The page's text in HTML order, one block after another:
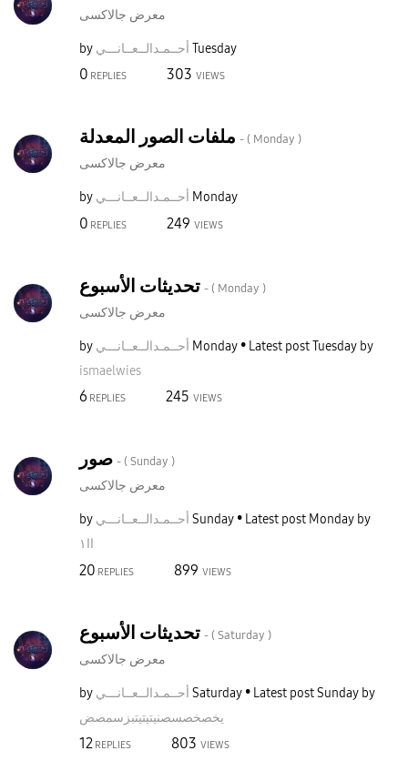
معرض جالاكسى
by أحــمـدالــعــانـــي Tuesday
0 REPLIES 303 VIEWS
- ( Monday )
معرض جالاكسى
by أحــمـدالــعــانـــي Monday
0 REPLIES 249 VIEWS
تحديثات الأسبوع - ( Monday )
معرض جالاكسى
by أحــمـدالــعــانـــي Monday Latest postTuesday by
ismaelwies
6 REPLIES 245 VIEWS
صور - ( Sunday )
معرض جالاكسى
by أحــمـدالــعــانـــي Sunday Latest post Monday by
اا١
20 REPLIES 899 VIEWS
تحديثات الأسبوع - ( Saturday )
معرض جالاكسى
by أحــمـدالــعــانـــي Saturday Latest postSunday by
يخصخصسصنيتيتيتبزسمصض
12REPLIES 803 VIEWS